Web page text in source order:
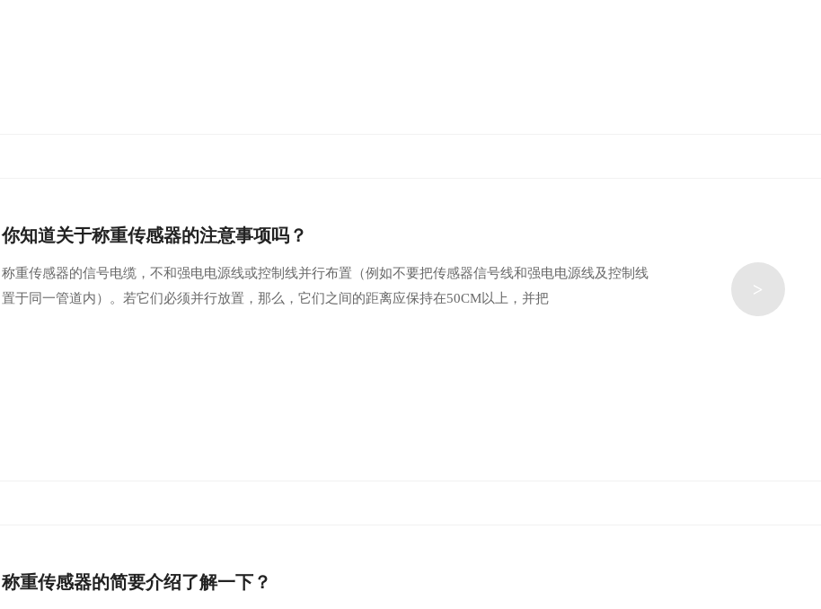
你知道关于称重传感器的注意事项吗？
称重传感器的信号电缆，不和强电电源线或控制线并行布置（例如不要把传感器信号线和强电电源线及控制线
置于同一管道内）。若它们必须并行放置，那么，它们之间的距离应保持在50CM以上，并把
>
称重传感器的简要介绍了解一下？